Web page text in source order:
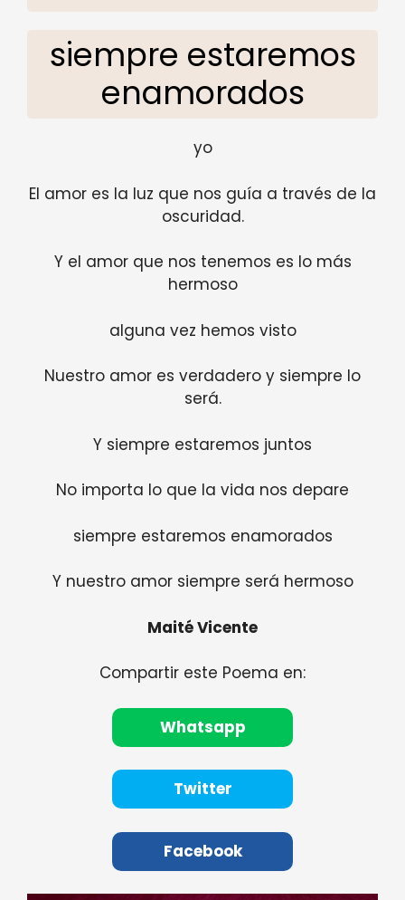
siempre estaremos
enamorados
yo
El amor es la luz que nos guía a través de la
oscuridad.
Y el amor que nos tenemos es lo más
hermoso
alguna vez hemos visto
Nuestro amor es verdadero y siempre lo
será.
Y siempre estaremos juntos
No importa lo que la vida nos depare
siempre estaremos enamorados
Y nuestro amor siempre será hermoso
Maité Vicente
Compartir este Poema en:
Whatsapp
Twitter
Facebook